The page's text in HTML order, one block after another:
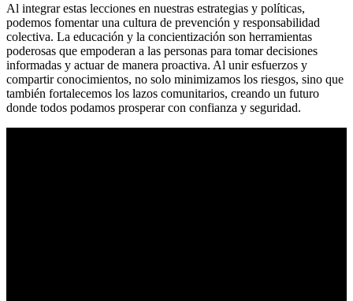
Al integrar estas lecciones en nuestras estrategias y políticas,
podemos fomentar una cultura de prevención y responsabilidad
colectiva. La educación y la concientización son herramientas
poderosas que empoderan a las personas para tomar decisiones
informadas y actuar de manera proactiva. Al unir esfuerzos y
compartir conocimientos, no solo minimizamos los riesgos, sino que
también fortalecemos los lazos comunitarios, creando un futuro
donde todos podamos prosperar con confianza y seguridad.